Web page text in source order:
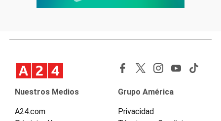
Nuestros Medios
A24.com
Grupo América
Privacidad